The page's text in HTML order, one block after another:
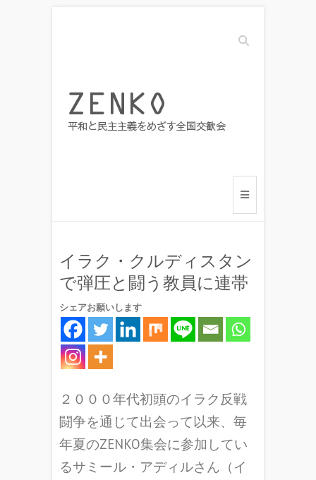
Search
イラク・クルディスタン
で弾圧と闘う教員に連帯
シェアお願いします
２０００年代初頭のイラク反戦
闘争を通じて出会って以来、毎
年夏のZENKO集会に参加してい
るサミール・アディルさん（イ